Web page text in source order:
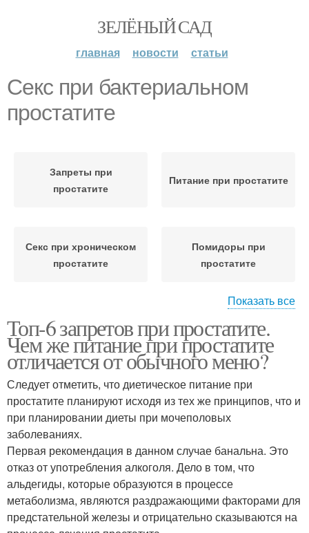
ЗЕЛЁНЫЙ САД
главная новости статьи
Секс при бактериальном
простатите
Запреты при
простатите
Питание при простатите
Секс при хроническом
простатите
Помидоры при
простатите
Яблоки при простатите Жизнь при простатите
Диета при простатите Хронический простатит
Показать все
Топ-6 запретов при простатите.
Чем же питание при простатите
отличается от обычного меню?
Следует отметить, что диетическое питание при
простатите планируют исходя из тех же принципов, что и
при планировании диеты при мочеполовых
заболеваниях.
Первая рекомендация в данном случае банальна. Это
отказ от употребления алкоголя. Дело в том, что
альдегиды, которые образуются в процессе
метаболизма, являются раздражающими факторами для
предстательной железы и отрицательно сказываются на